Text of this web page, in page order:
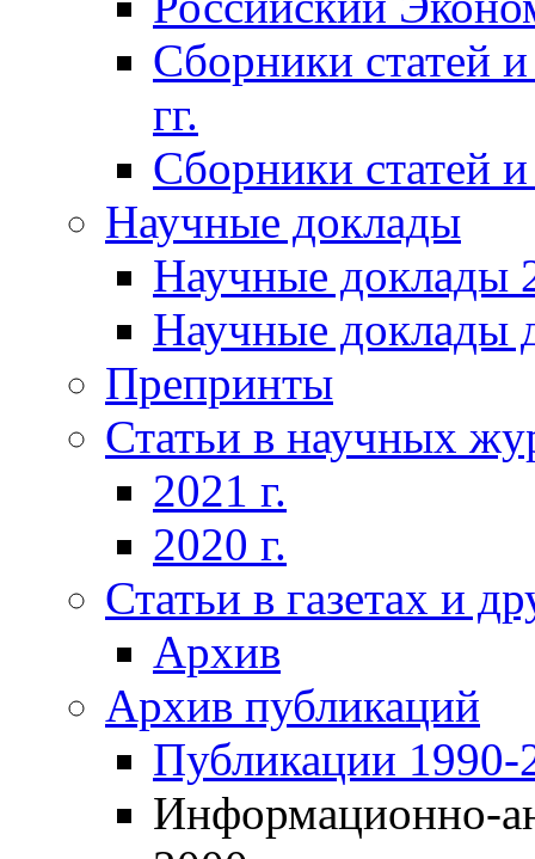
Сборники статей
гг.
Сборники статей
Научные доклады
Научные доклады
Научные доклады
Препринты
Статьи в научных
2021 г.
2020 г.
Статьи в газетах и
Архив
Архив публикаций
Публикации 1990-
Информационно-